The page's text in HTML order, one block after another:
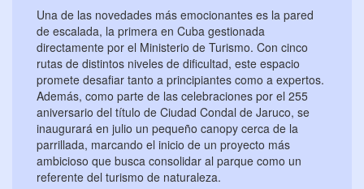
Una de las novedades más emocionantes es la pared
de escalada, la primera en Cuba gestionada
directamente por el Ministerio de Turismo. Con cinco
rutas de distintos niveles de dificultad, este espacio
promete desafiar tanto a principiantes como a expertos.
Además, como parte de las celebraciones por el 255
aniversario del título de Ciudad Condal de Jaruco, se
inaugurará en julio un pequeño canopy cerca de la
parrillada, marcando el inicio de un proyecto más
ambicioso que busca consolidar al parque como un
referente del turismo de naturaleza.